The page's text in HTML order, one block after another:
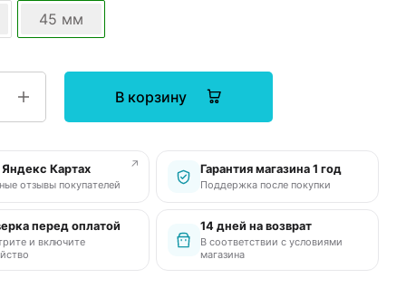
45 мм
В корзину
Картах
отзывы покупателей
↗ Гарантия магазина 1 год
Поддержка после покупки
перед оплатой
и включите
14 дней на возврат
В соответствии с условиями
магазина